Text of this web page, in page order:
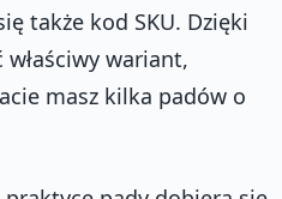
także kod SKU. Dzięki
wariant,
masz kilka padów o